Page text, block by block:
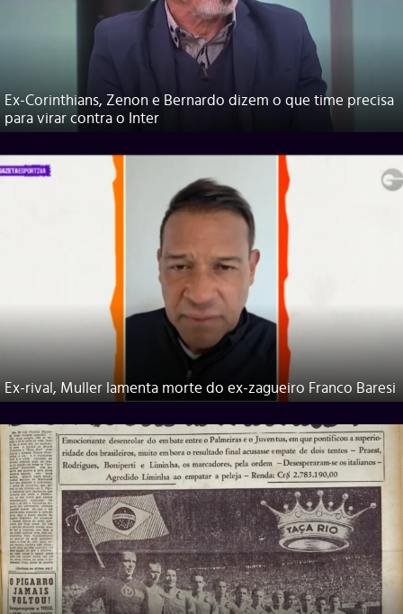
Ex-Corinthians, Zenon e Bernardo dizem o que time precisa
para virar contra o Inter
Ex-rival, Muller lamenta morte do ex-zagueiro Franco Baresi